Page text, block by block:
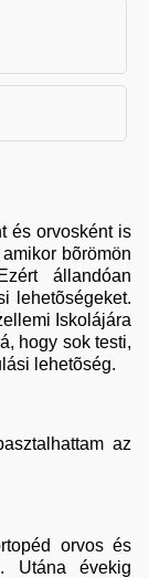
és orvosként is
bõrömön
állandóan
lehetõségeket.
Iskolájára
hogy sok testi,
lehetõség.
az
orvos és
Utána évekig